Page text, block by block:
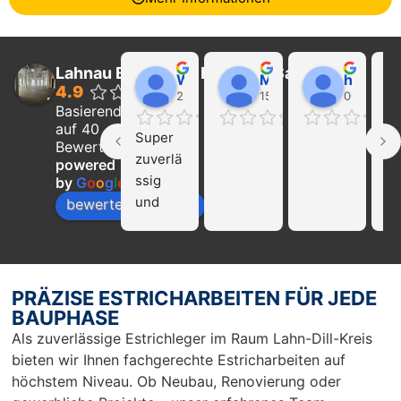
Lahnau Bau GmbH Estrich & Sanierung
4.9
Basierend
auf 40
Bewertungen
powered
by Google
bewerte uns auf
Walter Wider
22:21 01 Feb 24
Super
zuverlä
ssig
und
Nur zu
empfeh
len…
Marcel Becker
15:39 31 Jan 24
hayat Nikolaeva
00:29 16
PRÄZISE ESTRICHARBEITEN FÜR JEDE
BAUPHASE
Als zuverlässige Estrichleger im Raum Lahn-Dill-Kreis
bieten wir Ihnen fachgerechte Estricharbeiten auf
höchstem Niveau. Ob Neubau, Renovierung oder